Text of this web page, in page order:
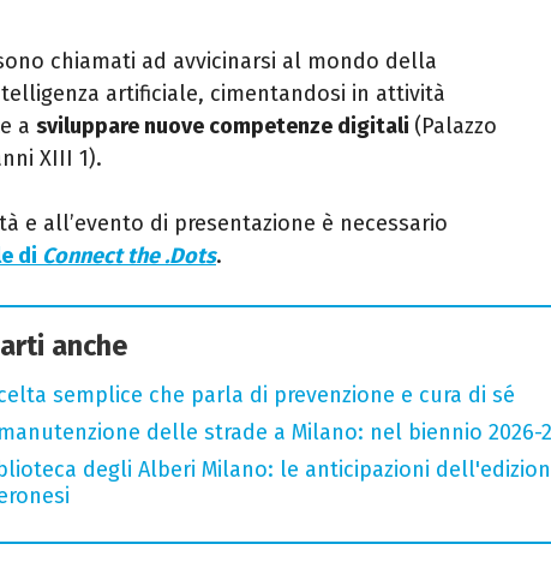
chiamati ad avvicinarsi al mondo della
artificiale, cimentandosi in attività
a sviluppare nuove competenze digitali (Palazzo
XIII 1).
e all’evento di presentazione è necessario
di Connect the .Dots.
anche
semplice che parla di prevenzione e cura di sé
delle strade a Milano: nel biennio 2026-
degli Alberi Milano: le anticipazioni